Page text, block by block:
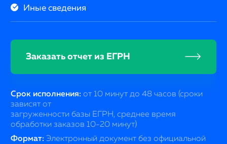
Иные сведения
Заказать отчет из ЕГРН
Срок исполнения: от 10 минут до 48 часов (сроки
зависят от
загруженности базы ЕГРН, среднее время
обработки заказов 10-20 минут)
Формат: Электронный документ без официальной